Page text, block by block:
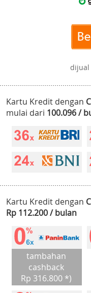
dijual
Kartu Kredit dengan
mulai dari 100.096 /
Kartu Kredit dengan
Rp 112.200 / bulan
tambahan
cashback
Rp 316.800 *)